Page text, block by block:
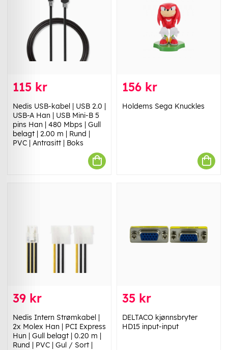
115 kr
Nedis USB-kabel | USB 2.0 |
USB-A Han | USB Mini-B 5
pins Han | 480 Mbps | Gull
belagt | 2.00 m | Rund |
PVC | Antrasitt | Boks
156 kr
Holdems Sega Knuckles
39 kr
Nedis Intern Strømkabel |
2x Molex Han | PCI Express
Hun | Gull belagt | 0.20 m |
Rund | PVC | Gul / Sort |
35 kr
DELTACO kjønnsbryter
HD15 input-input